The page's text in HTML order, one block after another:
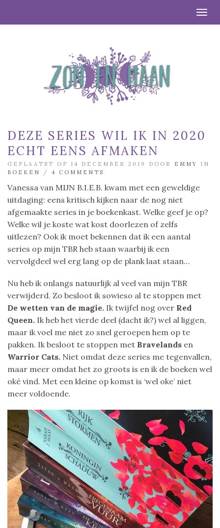
DEZE SERIES WIL IK IN 2020
ECHT EENS AFMAKEN
GEPLAATST OP 14 DECEMBER 2019 DOOR EMMY
IN
BOEKEN
/ 4 COMMENTS
Vanessa van MIJN B.I.E.B. kwam met een geweldige
uitdaging: eens kritisch kijken naar de nog niet
afgemaakte series in je boekenkast. Welke geef je op?
Welke wil je koste wat kost doorlezen of zelfs
uitlezen? Ook ik moet bekennen dat ik een aantal
series op mijn TBR heb staan waarbij ik een
vervolgdeel wel erg lang op de plank laat staan…
Nu heb ik onlangs natuurlijk al veel van mijn TBR
verwijderd. Zo besloot ik sowieso al te stoppen met
De wetten van de magie. Ik twijfel nog over Red
Queen. Ik heb het vierde deel (dacht ik?) wel al liggen,
maar ik voel me niet zo snel geroepen hem op te
pakken. Ik besloot te stoppen met Bravelands en
Warrior Cats. Niet omdat deze series me tegenvallen,
maar meer omdat het zo groots is en ik de boeken wel
oké vind. Met een kleine op komst is ‘wel oke’ niet
meer voldoende.